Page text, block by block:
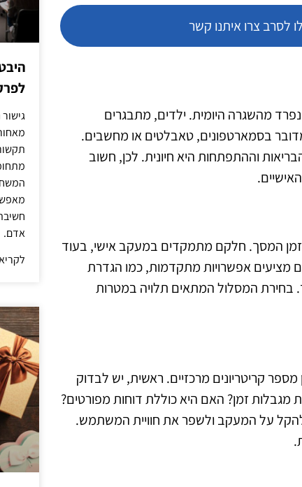
לסרב צרו איתנו קשר
מהשגרה היומית. ילדים, מתבגרים
בסמארטפונים, טאבלטים או מחשבים.
וההתפתחות היא חיונית. לכן, חשוב
המסך. חלקם מתמקדים במעקב אישי, בעוד
מציעים אפשרויות מתקדמות, כמו הגדרת
בחירת המסלול המתאים תלויה במטרות
קריטריונים מרכזיים. ראשית, יש לבדוק
זמן? האם היא כוללת דוחות מפורטים?
להקל על המעקב ולשפר את חוויית המשתמש.
אדם.